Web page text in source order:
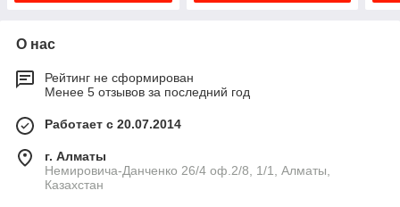
О нас
Рейтинг не сформирован
Менее 5 отзывов за последний год
Работает с 20.07.2014
г. Алматы
Немировича-Данченко 26/4 оф.2/8, 1/1, Алматы,
Казахстан